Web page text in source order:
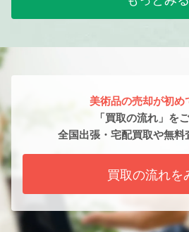
美術品の売却が初め
「買取の流れ」を
全国出張・宅配買取や無料
買取の流れを